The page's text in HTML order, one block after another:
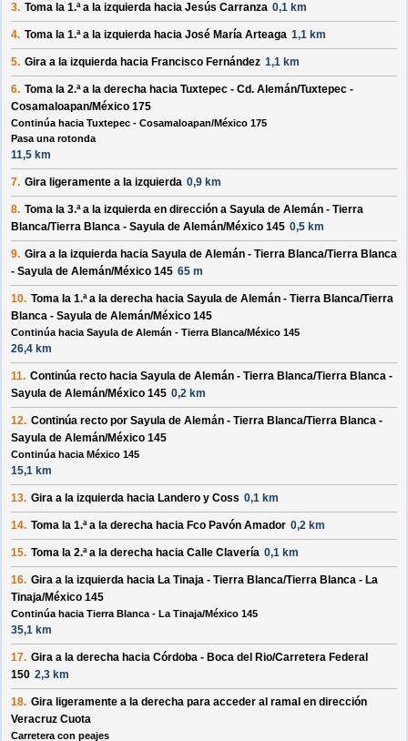
3. Toma la 1.ª a la izquierda hacia Jesús Carranza 0,1 km
4. Toma la 1.ª a la izquierda hacia José María Arteaga 1,1 km
5. Gira a la izquierda hacia Francisco Fernández 1,1 km
6. Toma la 2.ª a la derecha hacia Tuxtepec - Cd. Alemán/Tuxtepec -
Cosamaloapan/México 175
Continúa hacia Tuxtepec - Cosamaloapan/México 175
Pasa una rotonda
11,5 km
7. Gira ligeramente a la izquierda 0,9 km
8. Toma la 3.ª a la izquierda en dirección a Sayula de Alemán - Tierra
Blanca/Tierra Blanca - Sayula de Alemán/México 145 0,5 km
9. Gira a la izquierda hacia Sayula de Alemán - Tierra Blanca/Tierra Blanca
- Sayula de Alemán/México 145 65 m
10. Toma la 1.ª a la derecha hacia Sayula de Alemán - Tierra Blanca/Tierra
Blanca - Sayula de Alemán/México 145
Continúa hacia Sayula de Alemán - Tierra Blanca/México 145
26,4 km
11. Continúa recto hacia Sayula de Alemán - Tierra Blanca/Tierra Blanca -
Sayula de Alemán/México 145 0,2 km
12. Continúa recto por Sayula de Alemán - Tierra Blanca/Tierra Blanca -
Sayula de Alemán/México 145
Continúa hacia México 145
15,1 km
13. Gira a la izquierda hacia Landero y Coss 0,1 km
14. Toma la 1.ª a la derecha hacia Fco Pavón Amador 0,2 km
15. Toma la 2.ª a la derecha hacia Calle Clavería 0,1 km
16. Gira a la izquierda hacia La Tinaja - Tierra Blanca/Tierra Blanca - La
Tinaja/México 145
Continúa hacia Tierra Blanca - La Tinaja/México 145
35,1 km
17. Gira a la derecha hacia Córdoba - Boca del Rio/Carretera Federal
150 2,3 km
18. Gira ligeramente a la derecha para acceder al ramal en dirección
Veracruz Cuota
Carretera con peajes